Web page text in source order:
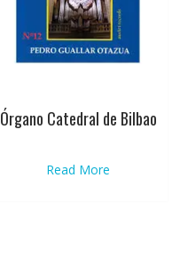
Órgano Catedral de Bilbao
Read More